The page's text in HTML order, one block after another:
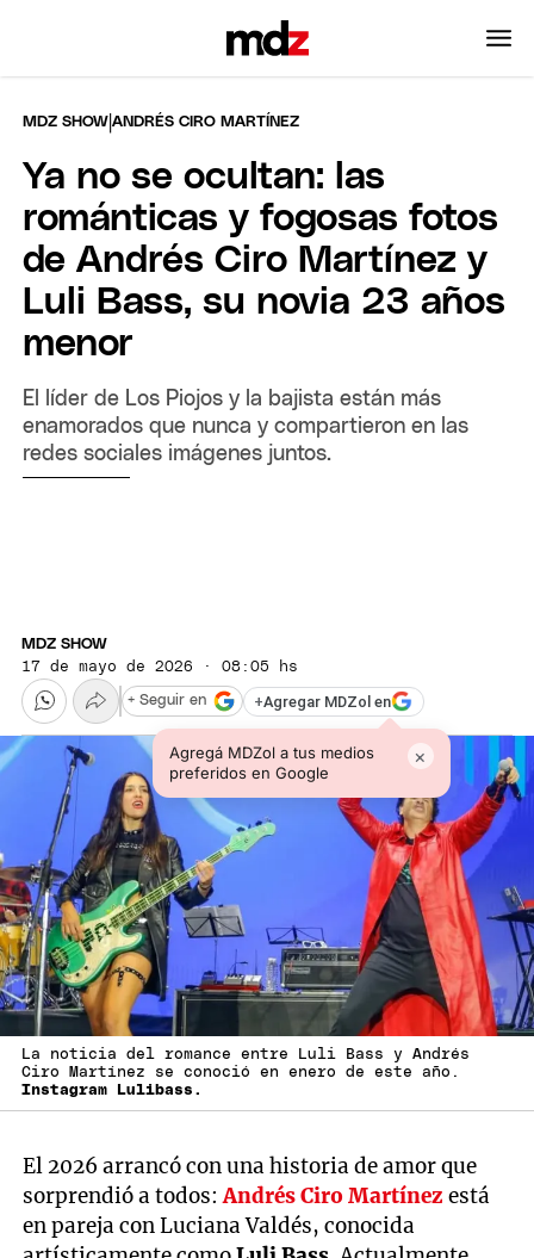
MDZ SHOW |ANDRÉS CIRO MARTÍNEZ
Ya no se ocultan: las
románticas y fogosas fotos
de Andrés Ciro Martínez y
Luli Bass, su novia 23 años
menor
El líder de Los Piojos y la bajista están más
enamorados que nunca y compartieron en las
redes sociales imágenes juntos.
MDZ SHOW
17 de mayo de 2026 · 08:05 hs
+Agregar MDZol en
Agregá MDZol a tus medios
preferidos en Google
×
+ Seguir en
La noticia del romance entre Luli Bass y Andrés
Ciro Martínez se conoció en enero de este año.
Instagram Lulibass.
El 2026 arrancó con una historia de amor que
sorprendió a todos:Andrés Ciro Martínez está
en pareja con Luciana Valdés, conocida